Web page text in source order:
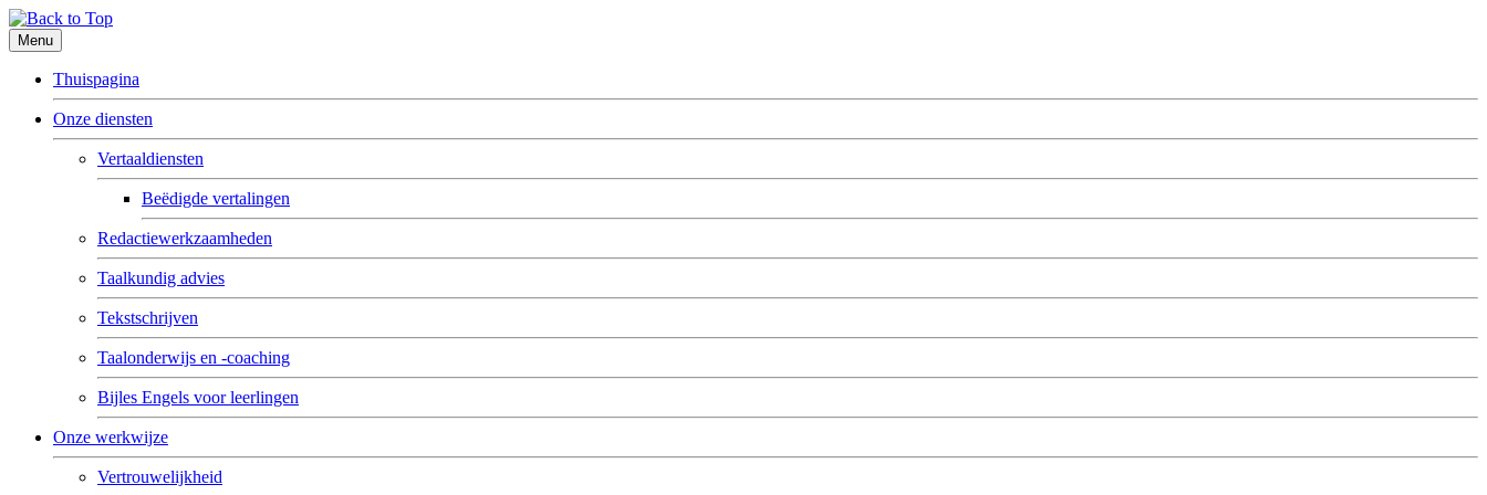
Menu
Thuispagina
Onze diensten
Vertaaldiensten
Beëdigde vertalingen
Redactiewerkzaamheden
Taalkundig advies
Tekstschrijven
Taalonderwijs en -coaching
Bijles Engels voor leerlingen
Onze werkwijze
Vertrouwelijkheid